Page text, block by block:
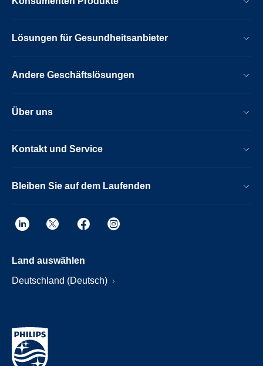
Lösungen für Gesundheitsanbieter
Andere Geschäftslösungen
Über uns
Kontakt und Service
Bleiben Sie auf dem Laufenden
Land auswählen
Deutschland (Deutsch)